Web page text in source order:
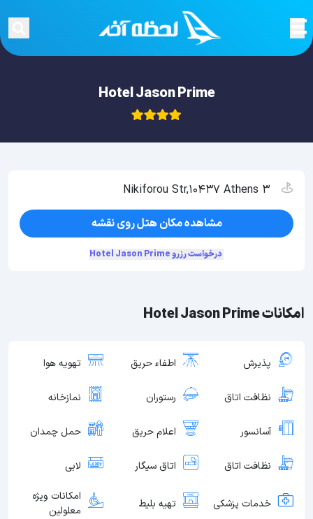
Hotel Jason Prime
امکانات Hotel Jason Prime
پذیرش اطفاء حریق تهویه هوا
نظافت اتاق رستوران نمازخانه
آسانسور اعلام حریق حمل چمدان
نظافت اتاق اتاق سیگار لابی
خدمات پزشکی تهیه بلیط
امکانات ویژه
معلولین
3 Nikiforou Str,10437 Athens
مشاهده مکان هتل روی نقشه
درخواست رزرو Hotel Jason Prime